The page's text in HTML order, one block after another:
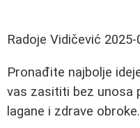
Radoje Vidičević
Pronađite najbolje
vas zasititi bez unosa
lagane i zdrave obroke.